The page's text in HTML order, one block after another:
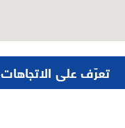
تعرّف على الاتجاهات